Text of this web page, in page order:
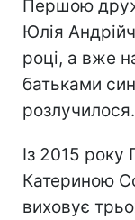
Першою
Юлія
році, а вже
батьками
розлучилося.
Із 2015
Катериною
виховує